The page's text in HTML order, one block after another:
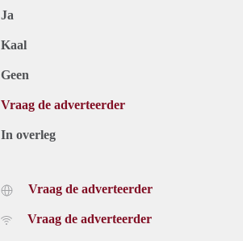
Ja
Kaal
Geen
Vraag de adverteerder
In overleg
Vraag de adverteerder
Vraag de adverteerder